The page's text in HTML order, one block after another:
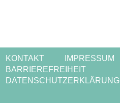
KONTAKT
IMPRESSUM
BARRIEREFREIHEIT
DATENSCHUTZERKLÄRUNG